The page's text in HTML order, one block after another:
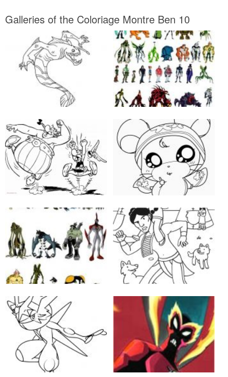
Galleries of the Coloriage Montre Ben 10